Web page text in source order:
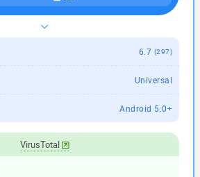
6.7 (297)
Universal
Android 5.0+
VirusTotal